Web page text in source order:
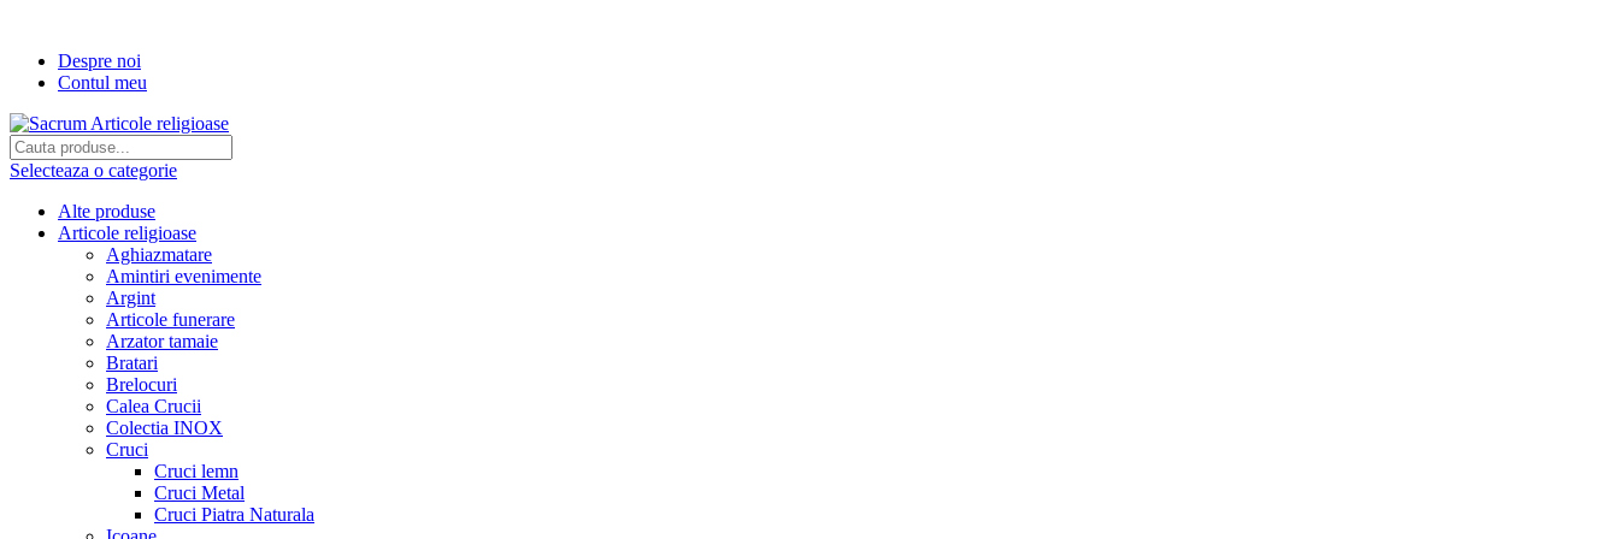
Despre noi
Contul meu
Selecteaza o categorie
Alte produse
Articole religioase
Aghiazmatare
Amintiri evenimente
Argint
Articole funerare
Arzator tamaie
Bratari
Brelocuri
Calea Crucii
Colectia INOX
Cruci
Cruci lemn
Cruci Metal
Cruci Piatra Naturala